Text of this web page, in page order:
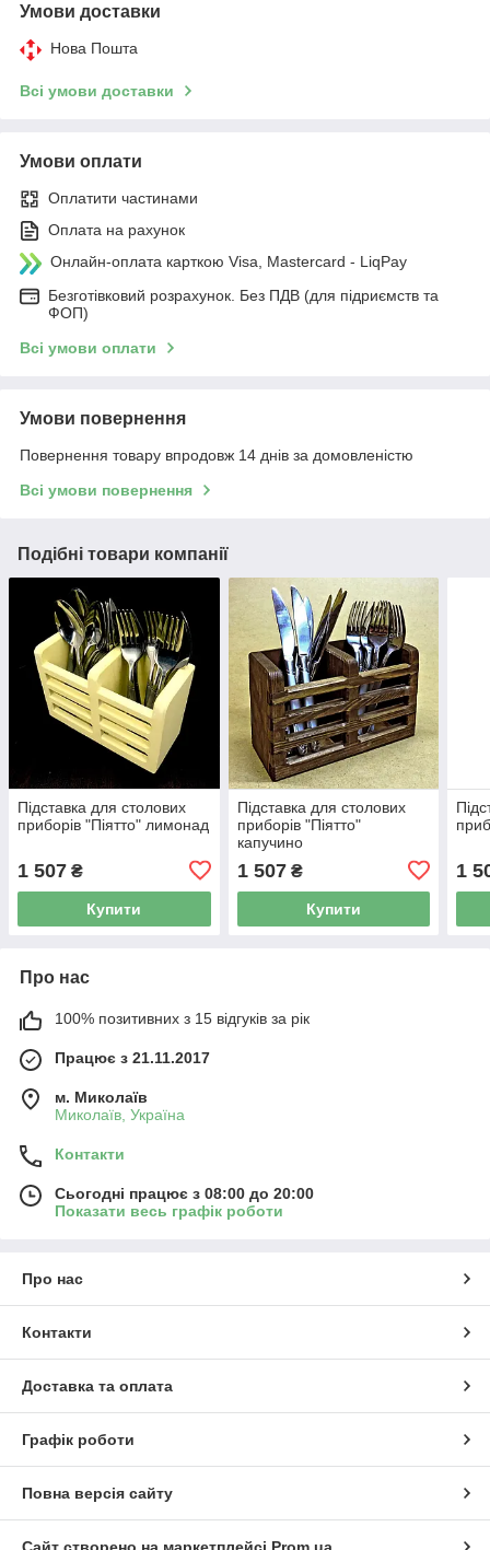
Умови доставки
Нова Пошта
Всі умови доставки
Умови оплати
Оплатити частинами
Оплата на рахунок
Онлайн-оплата карткою Visa, Mastercard - LiqPay
Безготівковий розрахунок. Без ПДВ (для підриємств та
ФОП)
Всі умови оплати
Умови повернення
Повернення товару впродовж 14 днів за домовленістю
Всі умови повернення
Подібні товари компанії
Підставка для столових
приборів "Піятто" лимонад
1 507 ₴
Купити
Підставка для столових
приборів "Піятто"
капучино
1 507₴
Купити
1
Про нас
100% позитивних з 15 відгуків за рік
Працює з 21.11.2017
м. Миколаїв
Миколаїв, Україна
Контакти
Сьогодні працює з 08:00 до 20:00
Показати весь графік роботи
Про нас
Контакти
Доставка та оплата
Графік роботи
Повна версія сайту
Сайт створено на маркетплейсі Prom.ua